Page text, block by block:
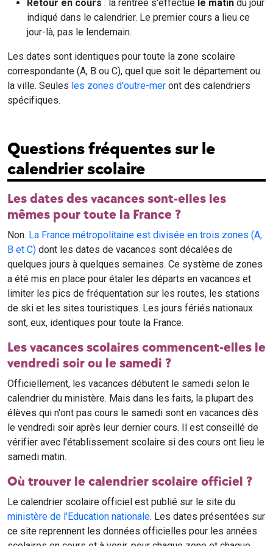
Retour en cours : la rentrée s'effectue le matin du jour
indiqué dans le calendrier. Le premier cours a lieu ce
jour-là, pas le lendemain.
Les dates sont identiques pour toute la zone scolaire
correspondante (A, B ou C), quel que soit le département ou
la ville. Seules les zones d'outre-mer ont des calendriers
spécifiques.
Questions fréquentes sur le
calendrier scolaire
Les dates des vacances sont-elles les
mêmes pour toute la France ?
Non. La France métropolitaine est divisée en trois zones (A,
B et C) dont les dates de vacances sont décalées de
quelques jours à quelques semaines. Ce système de zones
a été mis en place pour étaler les départs en vacances et
limiter les pics de fréquentation sur les routes, les stations
de ski et les sites touristiques. Les jours fériés nationaux
sont, eux, identiques pour toute la France.
Les vacances scolaires commencent-elles le
vendredi soir ou le samedi ?
Officiellement, les vacances débutent le samedi selon le
calendrier du ministère. Mais dans les faits, la plupart des
élèves qui n'ont pas cours le samedi sont en vacances dès
le vendredi soir après leur dernier cours. Il est conseillé de
vérifier avec l'établissement scolaire si des cours ont lieu le
samedi matin.
Où trouver le calendrier scolaire officiel ?
Le calendrier scolaire officiel est publié sur le site du
ministère de l'Education nationale. Les dates présentées sur
ce site reprennent les données officielles pour les années